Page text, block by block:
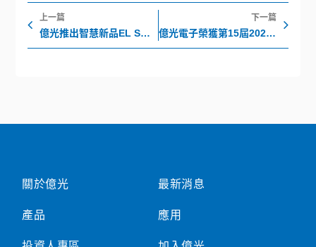
上一頁
上一篇
億光推出智慧新品EL SMARTLED系列，用於汽車內飾智能情境照明方案
下一篇
億光電子榮獲第15屆2021年亞太傑出企業獎（Asia Pacific Enterprise Awards ; APEA）「卓越企業管理獎」
關於億光
產品
最新消息
應用